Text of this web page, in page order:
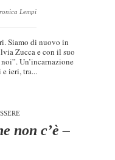
Lempi
Siamo di nuovo in
Zucca e con il suo
Un’incarnazione
ieri, tra...
non c’è –